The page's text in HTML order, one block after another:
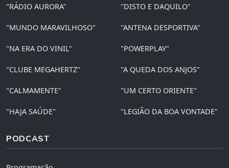
"RÁDIO AURORA" "DISTO E DAQUILO"
"MUNDO MARAVILHOSO" "ANTENA DESPORTIVA"
"NA ERA DO VINIL" "POWERPLAY"
"CLUBE MEGAHERTZ" "A QUEDA DOS ANJOS"
"CALMAMENTE" "UM CERTO ORIENTE"
"HAJA SAÚDE" "LEGIÃO DA BOA VONTADE"
PODCAST